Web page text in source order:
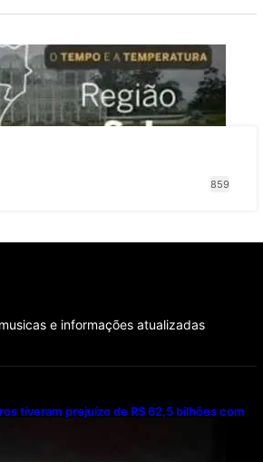
E A TEMPERATURA: Sul terá
frio e possibilidade de trovoadas
domingo (9)
859
e informações atualizadas
tiveram prejuízo de R$ 62,5 bilhões com